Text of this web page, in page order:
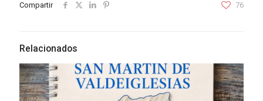
Compartir 76
Relacionados